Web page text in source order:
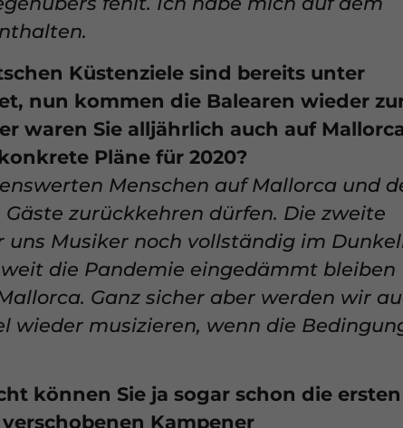
Küstenziele sind bereits unter
nun kommen die Balearen wieder
waren Sie alljährlich auch auf
Pläne für 2020?
Menschen auf Mallorca und
zurückkehren dürfen. Die zweite
Musiker noch vollständig im
die Pandemie eingedämmt bleiben
Ganz sicher aber werden wir
wieder musizieren, wenn die
können Sie ja sogar schon die ersten
Kampener